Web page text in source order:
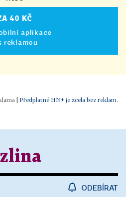
40 KČ
aplikace
reklamou
Předplatné HN+ je zcela bez reklam.
ODEBÍRAT